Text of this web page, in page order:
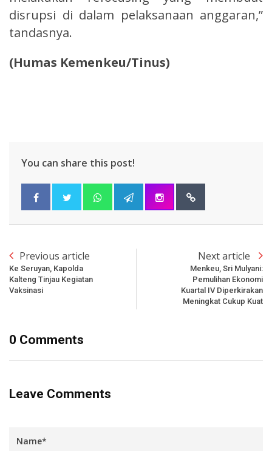
disrupsi di dalam pelaksanaan anggaran,”
tandasnya.
(Humas Kemenkeu/Tinus)
You can share this post!
Previous article
Ke Seruyan, Kapolda
Kalteng Tinjau Kegiatan
Vaksinasi
Next article
Menkeu, Sri Mulyani:
Pemulihan Ekonomi
Kuartal IV Diperkirakan
Meningkat Cukup Kuat
0 Comments
Leave Comments